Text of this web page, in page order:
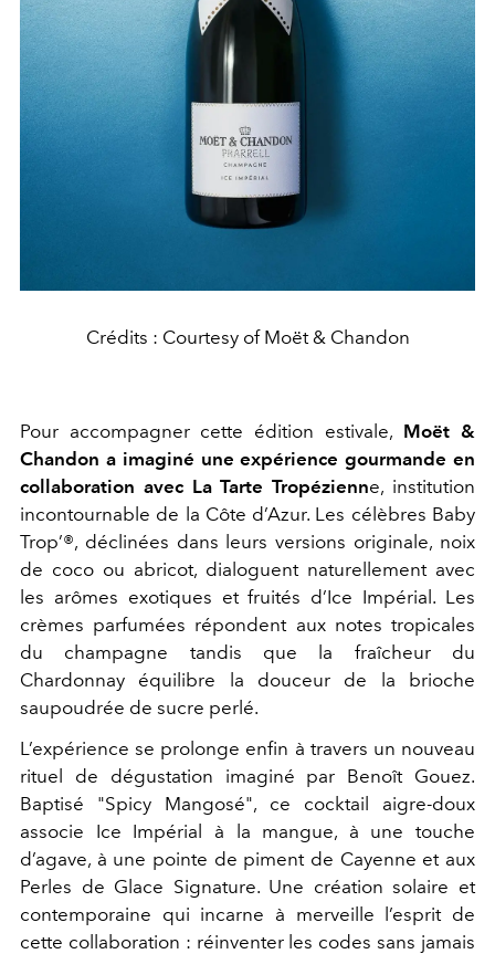
Crédits : Courtesy of Moët & Chandon
Pour accompagner cette édition estivale, Moët &
Chandon a imaginé une expérience gourmande en
collaboration avec La Tarte Tropézienne, institution
incontournable de la Côte d’Azur. Les célèbres Baby
Trop’®, déclinées dans leurs versions originale, noix
de coco ou abricot, dialoguent naturellement avec
les arômes exotiques et fruités d’Ice Impérial. Les
crèmes parfumées répondent aux notes tropicales
du champagne tandis que la fraîcheur du
Chardonnay équilibre la douceur de la brioche
saupoudrée de sucre perlé.
L’expérience se prolonge enfin à travers un nouveau
rituel de dégustation imaginé par Benoît Gouez.
Baptisé "Spicy Mangosé", ce cocktail aigre-doux
associe Ice Impérial à la mangue, à une touche
d’agave, à une pointe de piment de Cayenne et aux
Perles de Glace Signature. Une création solaire et
contemporaine qui incarne à merveille l’esprit de
cette collaboration : réinventer les codes sans jamais